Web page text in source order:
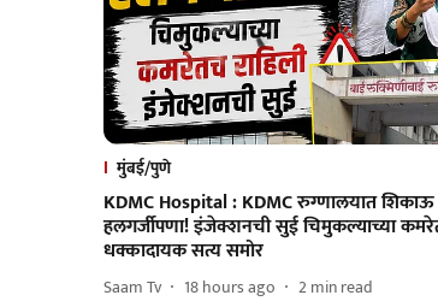
मुंबई/पुणे
KDMC Hospital : KDMC रुग्णालयात शिकाऊ
हलगर्जीपणा! इंजेक्शनची सुई चिमुकल्याच्या
धक्कादायक सत्य समोर
Saam Tv 18 hours ago 2min read